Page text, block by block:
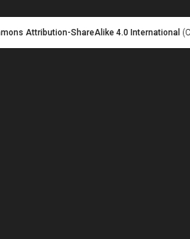
Attribution-ShareAlike 4.0 International